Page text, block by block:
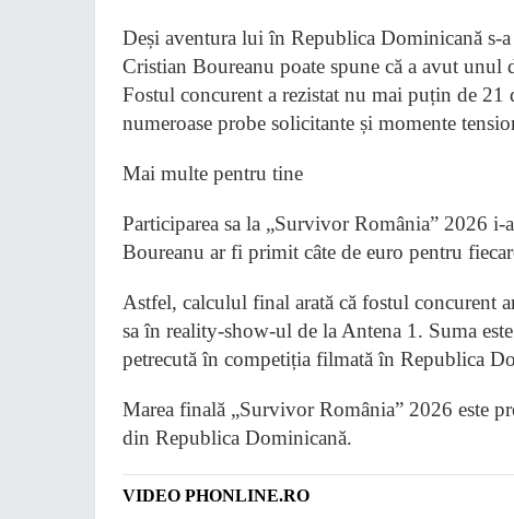
Deși aventura lui în Republica Dominicană s-
Cristian Boureanu poate spune că a avut
Fostul concurent a rezistat nu mai puțin de
numeroase probe solicitante și momente
Mai multe pentru tine
Participarea sa la „Survivor România” 2026
Boureanu ar fi primit câte de euro pentru
Astfel, calculul final arată că fostul concurent
sa în reality-show-ul de la Antena 1. Suma
petrecută în competiția filmată în Republica
Marea finală „Survivor România” 2026 este
din Republica Dominicană.
VIDEO PHONLINE.RO